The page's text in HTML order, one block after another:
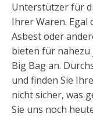
Unterstützer für
Ihrer Waren. Egal
Asbest oder
bieten für nahezu
Big Bag an.
und finden Sie
nicht sicher, was
Sie uns noch